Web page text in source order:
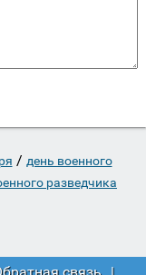
/ день военного
разведчика